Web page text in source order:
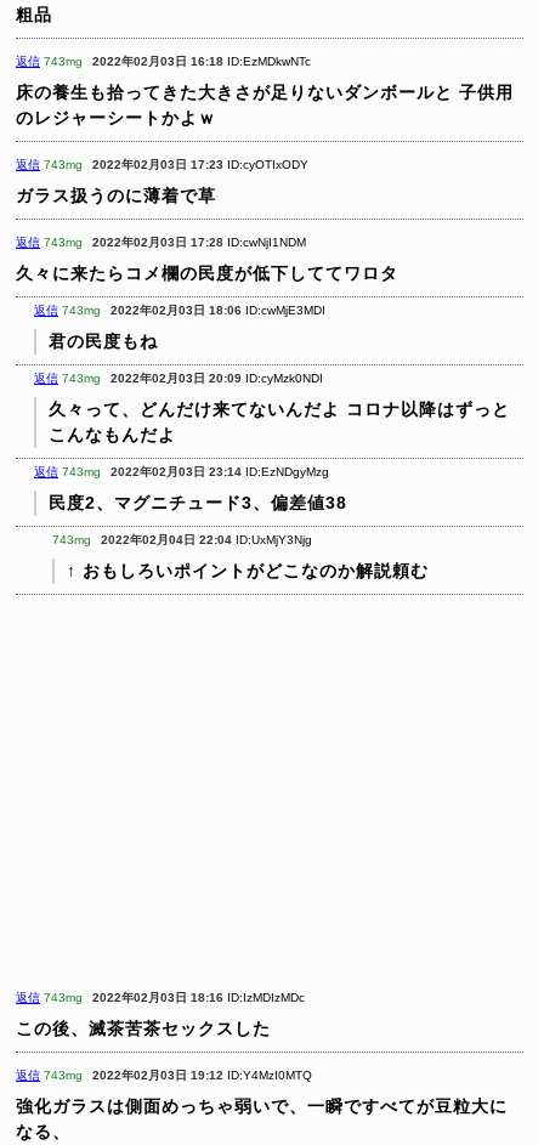
粗品
返信 743mg 2022年02月03日 16:18 ID:EzMDkwNTc
床の養生も拾ってきた大きさが足りないダンボールと 子供用
のレジャーシートかよｗ
返信 743mg 2022年02月03日 17:23 ID:cyOTIxODY
ガラス扱うのに薄着で草
返信 743mg 2022年02月03日 17:28 ID:cwNjI1NDM
久々に来たらコメ欄の民度が低下しててワロタ
返信 743mg 2022年02月03日 18:06 ID:cwMjE3MDI
君の民度もね
返信 743mg 2022年02月03日 20:09 ID:cyMzk0NDI
久々って、どんだけ来てないんだよ
コロナ以降はずっと
こんなもんだよ
返信 743mg 2022年02月03日 23:14 ID:EzNDgyMzg
民度2、マグニチュード3、偏差値38
743mg 2022年02月04日 22:04 ID:UxMjY3Njg
↑ おもしろいポイントがどこなのか解説頼む
返信 743mg 2022年02月03日 18:16 ID:IzMDIzMDc
この後、滅茶苦茶セックスした
返信 743mg 2022年02月03日 19:12 ID:Y4MzI0MTQ
強化ガラスは側面めっちゃ弱いで、一瞬ですべてが豆粒大に
なる、